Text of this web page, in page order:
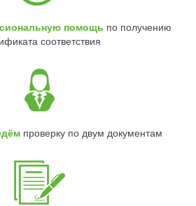
помощь по получению
соответствия
проверку по двум документам